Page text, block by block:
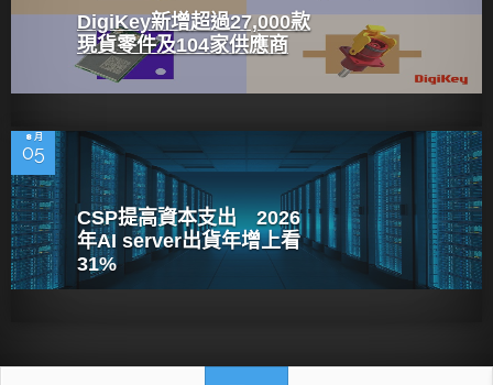
DigiKey新增超過27,000款
現貨零件及104家供應商
8 月
05
CSP提高資本支出 2026
年AI server出貨年增上看
31%